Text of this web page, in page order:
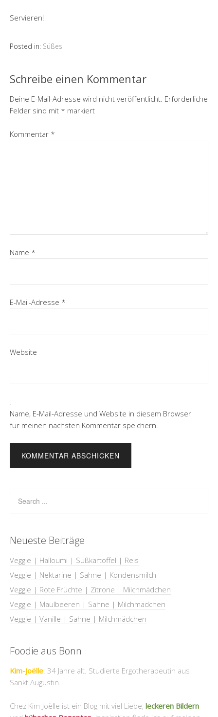
Servieren!
Posted in: Süßes
Schreibe einen Kommentar
Deine E-Mail-Adresse wird nicht veröffentlicht. Erforderliche
Felder sind mit * markiert
Kommentar *
Name *
E-Mail-Adresse *
Website
Name, E-Mail-Adresse und Website in diesem Browser
für meinen nächsten Kommentar speichern.
Neueste Beiträge
Veggie | Halloumi | Süßkartoffel | Reis
Veggie | Nektarine | Sahne | Kondensmilch
Veggie | Rote Früchte | Zitrone | Milchmädchen
Veggie | Maulbeeren | Sahne | Milchmädchen
Veggie | Vanille | Sahne | Milchmädchen
Foodie aus Bonn
Kim-Joëlle. 34 Jahre alt. Studierte Ergotherapeutin aus
Sankt Augustin.
Chez Kim-Joëlle ist ein Blog mit viel Liebe, leckeren Bildern